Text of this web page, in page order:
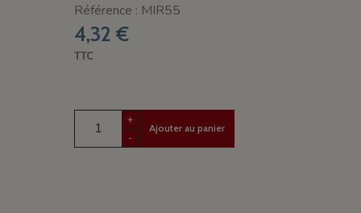
Référence : MIR55
4,32 €
TTC
+
-
Ajouter au panier